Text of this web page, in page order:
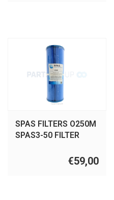
SPAS FILTERS O250M
SPAS3-50 FILTER
PWW50L, 4CH-949,
€59,00